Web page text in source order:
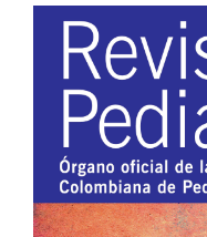
Barra
lateral
del
artículo